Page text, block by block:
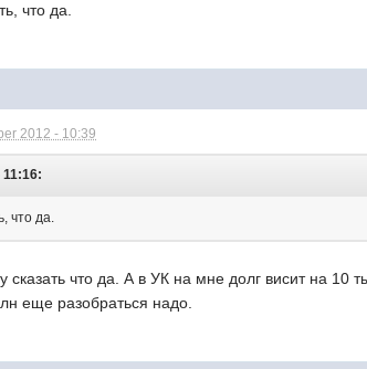
что да.
2012 - 10:39
11:16:
что да.
сказать что да. А в УК на мне долг висит на 10
еще разобраться надо.